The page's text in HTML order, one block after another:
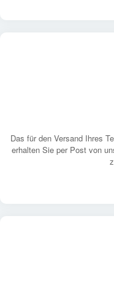
Das für den Versand Ihres
erhalten Sie per Post von